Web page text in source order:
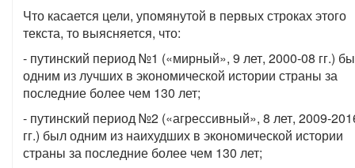
Что касается цели, упомянутой в первых строках этого
текста, то выясняется, что:
- путинский период №1 («мирный», 9 лет, 2000-08 гг.)
одним из лучших в экономической истории страны за
последние более чем 130 лет;
- путинский период №2 («агрессивный», 8 лет, 2009-
гг.) был одним из наихудших в экономической истории
страны за последние более чем 130 лет;